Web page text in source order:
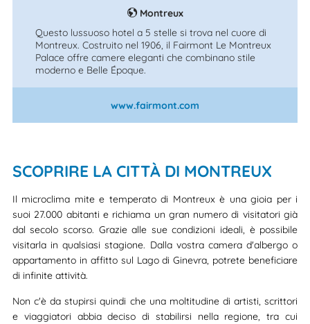
Montreux
Questo lussuoso hotel a 5 stelle si trova nel cuore di
Montreux. Costruito nel 1906, il Fairmont Le Montreux
Palace offre camere eleganti che combinano stile
moderno e Belle Époque.
www.fairmont.com
SCOPRIRE LA CITTÀ DI MONTREUX
Il microclima mite e temperato di Montreux è una gioia per i
suoi 27.000 abitanti e richiama un gran numero di visitatori già
dal secolo scorso. Grazie alle sue condizioni ideali, è possibile
visitarla in qualsiasi stagione. Dalla vostra camera d'albergo o
appartamento in affitto sul Lago di Ginevra, potrete beneficiare
di infinite attività.
Non c'è da stupirsi quindi che una moltitudine di artisti, scrittori
e viaggiatori abbia deciso di stabilirsi nella regione, tra cui